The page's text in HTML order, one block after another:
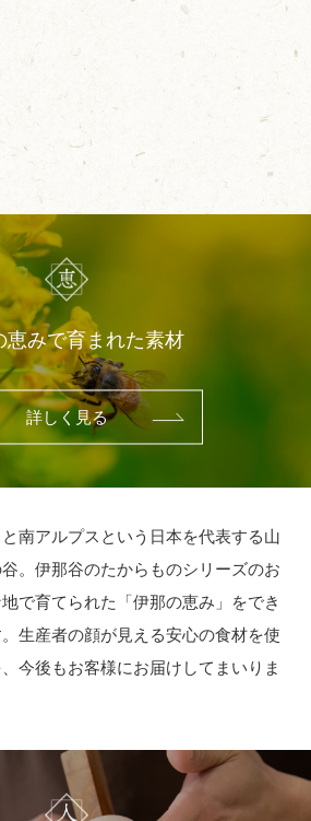
恵みで育まれた素材
詳しく見る
南アルプスという日本を代表する山
。伊那谷のたからものシリーズのお
で育てられた「伊那の恵み」をでき
生産者の顔が見える安心の食材を使
今後もお客様にお届けしてまいりま